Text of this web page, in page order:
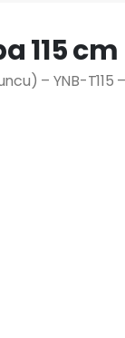
115
– YNB-T115